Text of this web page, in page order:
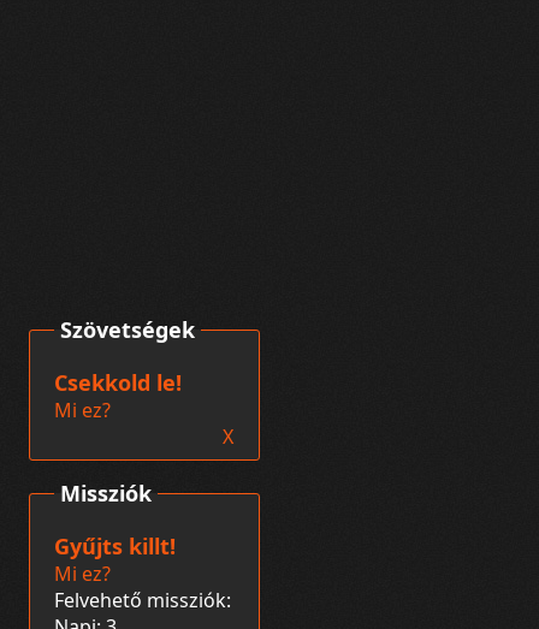
Missziók
Gyűjts killt!
Mi ez?
Felvehető missziók:
Szövetségek
Csekkold le!
Mi ez?
X